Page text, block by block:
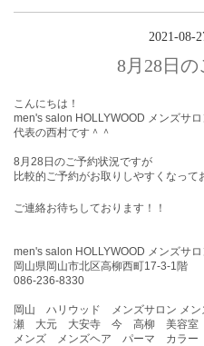
2021-08-
8月28日
こんにちは！
men's salon HOLLYWOOD メンズ
代表の西村です＾＾
8月28 日のご予約状況ですが
比較的ご予約がお取りしやすくなって
ご連絡お待ちしております！！
men's salon HOLLYWOOD メンズサ
岡山県岡山市北区高柳西町17-3-1階
086-236-8330
岡山 ハリウッド メンズサロン メ
瀬 大元 大安寺 今 高柳 美容室
メンズ メンズヘア パーマ カラ